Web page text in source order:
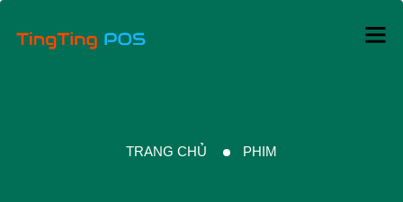
TRANG CHỦ PHIM